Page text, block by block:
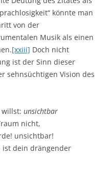
könnte man
von der
Musik als einen
[xxiii] Doch nicht
ist der Sinn dieser
sehnsüchtigen Vision des
willst: unsichtbar
nicht,
unsichtbar!
ist dein drängender